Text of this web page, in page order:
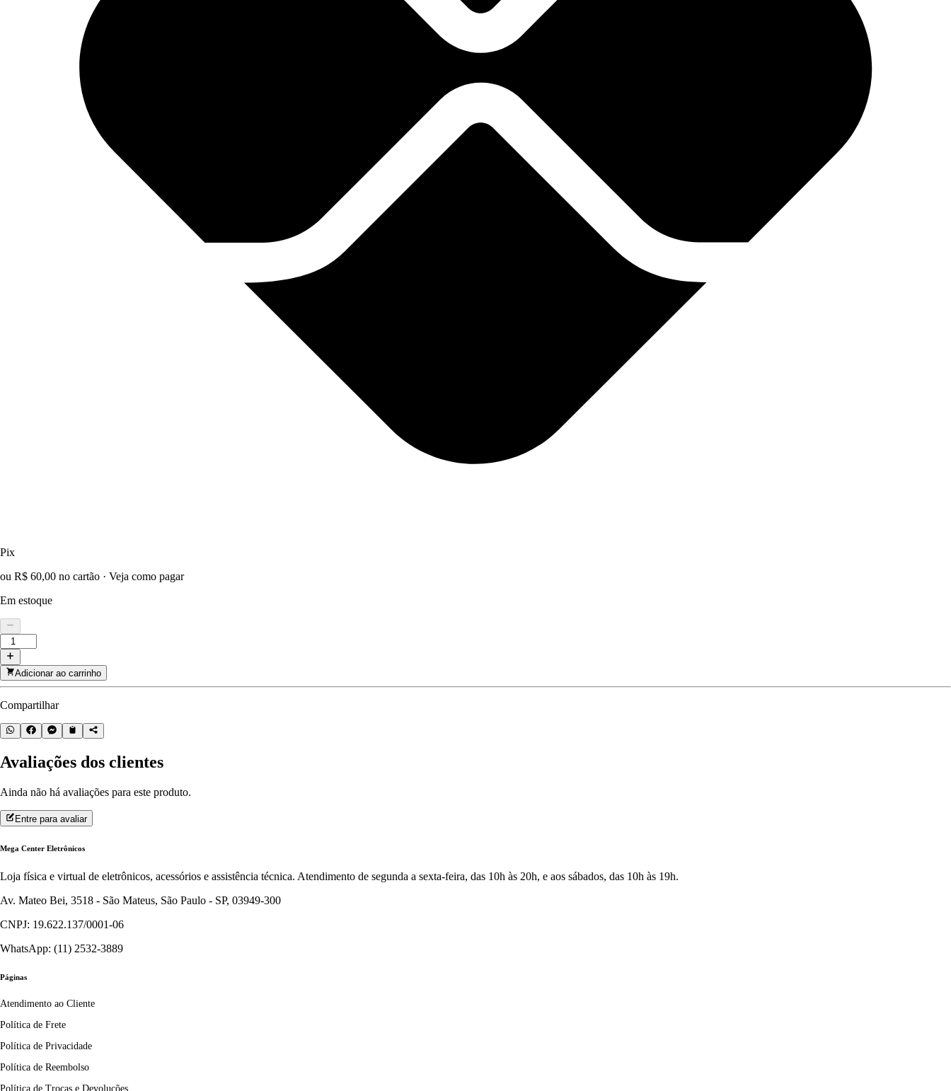
Pix
ou R$ 60,00 no cartão · Veja como pagar
Em estoque
Adicionar ao carrinho
Compartilhar
Avaliações dos clientes
Ainda não há avaliações para este produto.
Entre para avaliar
Mega Center Eletrônicos
Loja física e virtual de eletrônicos, acessórios e assistência técnica. Atendimento de segunda a sexta-feira, das 10h às 20h, e aos sábados, das 10h às 19h.
Av. Mateo Bei, 3518 - São Mateus, São Paulo - SP, 03949-300
CNPJ: 19.622.137/0001-06
WhatsApp: (11) 2532-3889
Páginas
Atendimento ao Cliente
Política de Frete
Política de Privacidade
Política de Reembolso
Política de Trocas e Devoluções